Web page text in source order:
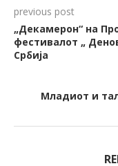
previous post
„Декамерон“ на
фестивалот „
Србија
Младиот и